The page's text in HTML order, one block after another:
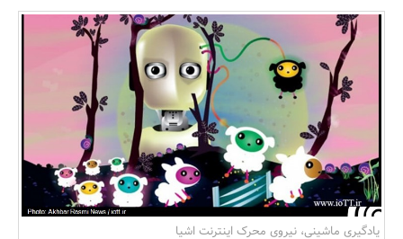
بانک، بیمه و سرمایه
مسکن و ساختمان
یادگیری ماشینی، نیروی محرک اینترنت اشیا